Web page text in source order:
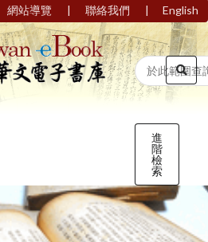
網站導覽 | 聯絡我們 | English
進
階
檢
索